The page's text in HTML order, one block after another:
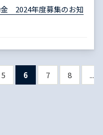
2024年度募集のお知
5 6 7 8 ...